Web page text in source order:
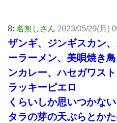
8: 名無しさん 2023/05/29(月)
ザンギ、ジンギスカン
ーラーメン、美唄焼き
ンカレー、ハセガワス
ラッキーピエロ
くらいしか思いつかない
タラの芽の天ぷらとか